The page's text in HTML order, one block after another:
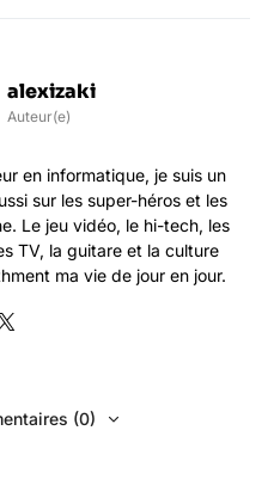
alexizaki
Auteur(e)
en informatique, je suis un
sur les super-héros et les
Le jeu vidéo, le hi-tech, les
TV, la guitare et la culture
ma vie de jour en jour.
(0)